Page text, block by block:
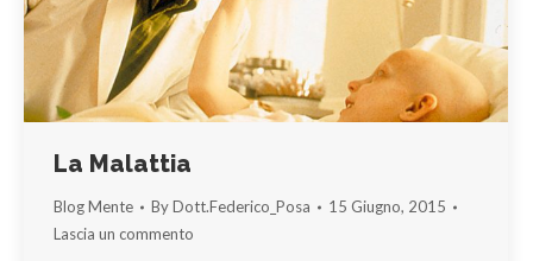
La Malattia
Blog Mente ByDott.Federico_Posa
15 Giugno, 2015
Lascia un commento